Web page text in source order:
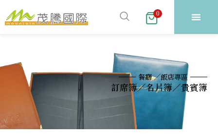
跳
至
0
餐廳 ／飯店專區
訂席簿／名片簿／貴賓簿